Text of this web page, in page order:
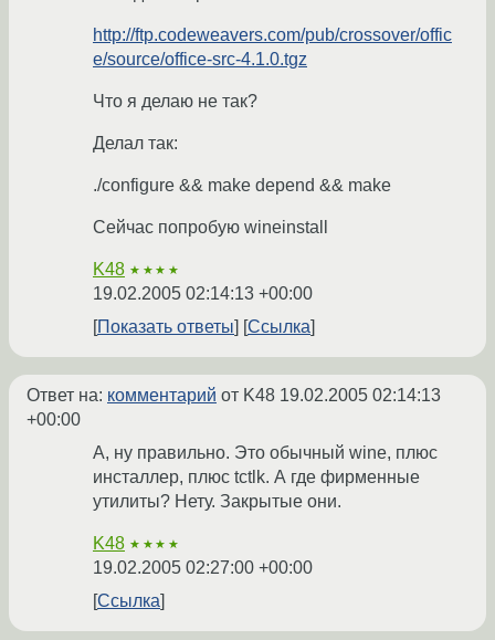
http://ftp.codeweavers.com/pub/crossover/offic
e/source/office-src-4.1.0.tgz
Что я делаю не так?
Делал так:
./configure && make depend && make
Сейчас попробую wineinstall
K48 ★★★★
19.02.2005 02:14:13 +00:00
Показать ответы
Ссылка
Ответ на: комментарий от K48 19.02.2005 02:14:13
+00:00
А, ну правильно. Это обычный wine, плюс
инсталлер, плюс tctlk. А где фирменные
утилиты? Нету. Закрытые они.
K48 ★★★★
19.02.2005 02:27:00 +00:00
Ссылка